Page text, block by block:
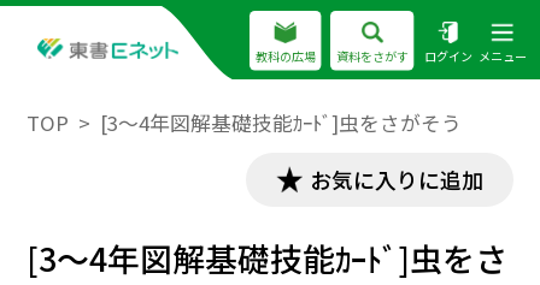
教科の広場 資料をさがす ログイン メニュー
TOP [3～4年図解基礎技能ｶｰﾄﾞ]虫をさがそう
お気に入りに追加
[3～4年図解基礎技能ｶｰﾄﾞ]虫をさ